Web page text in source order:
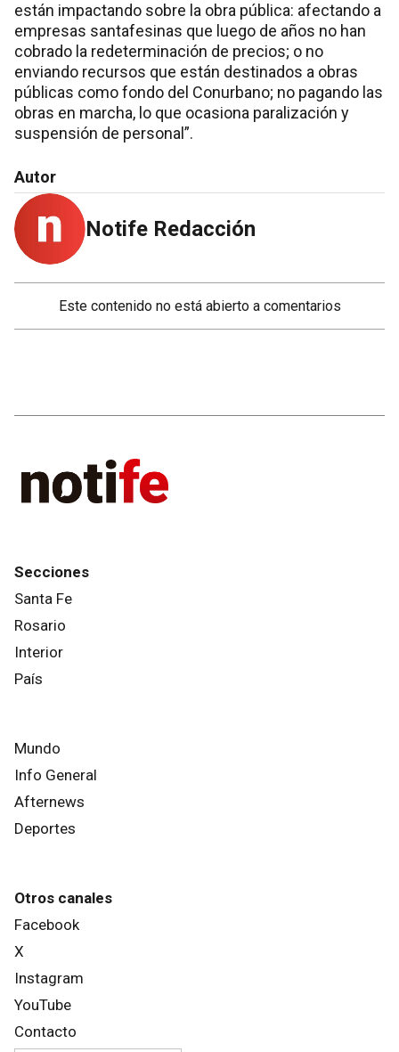
están impactando sobre la obra pública: afectando a
empresas santafesinas que luego de años no han
cobrado la redeterminación de precios; o no
enviando recursos que están destinados a obras
públicas como fondo del Conurbano; no pagando las
obras en marcha, lo que ocasiona paralización y
suspensión de personal”.
Autor
Notife Redacción
Este contenido no está abierto a comentarios
Secciones
Santa Fe
Rosario
Interior
País
Mundo
Info General
Afternews
Deportes
Otros canales
Facebook
X
Instagram
YouTube
Contacto